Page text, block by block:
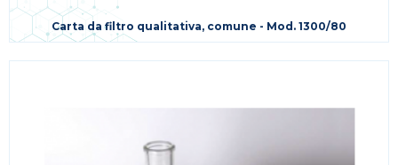
Carta da filtro qualitativa, comune - Mod. 1300/80